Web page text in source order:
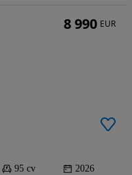
95 cv 2026
8 990 EUR